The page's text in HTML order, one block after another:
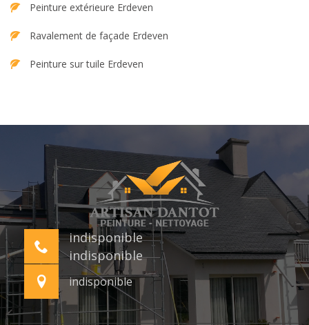
Peinture extérieure Erdeven
Ravalement de façade Erdeven
Peinture sur tuile Erdeven
indisponible
indisponible
indisponible